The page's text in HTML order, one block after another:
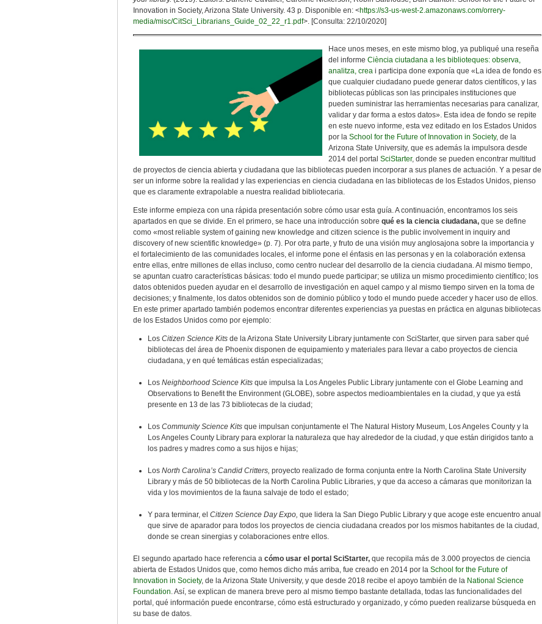
Innovation in Society, Arizona State University. 43 p. Disponible en: <https://s3-us-west-2.amazonaws.com/orrery-
media/misc/CitSci_Librarians_Guide_02_22_r1.pdf>. [Consulta: 22/10/2020]
Hace unos meses, en este mismo blog, ya publiqué una reseña
del informe Ciència ciutadana a les biblioteques: observa,
analitza, crea i participa done exponía que «La idea de fondo es
que cualquier ciudadano puede generar datos científicos, y las
bibliotecas públicas son las principales instituciones que
pueden suministrar las herramientas necesarias para canalizar,
validar y dar forma a estos datos». Esta idea de fondo se repite
en este nuevo informe, esta vez editado en los Estados Unidos
por la School for the Future of Innovation in Society, de la
Arizona State University, que es además la impulsora desde
2014 del portal SciStarter, donde se pueden encontrar multitud
de proyectos de ciencia abierta y ciudadana que las bibliotecas pueden incorporar a sus planes de actuación. Y a pesar de
ser un informe sobre la realidad y las experiencias en ciencia ciudadana en las bibliotecas de los Estados Unidos, pienso
que es claramente extrapolable a nuestra realidad bibliotecaria.
Este informe empieza con una rápida presentación sobre cómo usar esta guía. A continuación, encontramos los seis
apartados en que se divide. En el primero, se hace una introducción sobre qué es la ciencia ciudadana, que se define
como «most reliable system of gaining new knowledge and citizen science is the public involvement in inquiry and
discovery of new scientific knowledge» (p. 7). Por otra parte, y fruto de una visión muy anglosajona sobre la importancia y
el fortalecimiento de las comunidades locales, el informe pone el énfasis en las personas y en la colaboración extensa
entre ellas, entre millones de ellas incluso, como centro nuclear del desarrollo de la ciencia ciudadana. Al mismo tiempo,
se apuntan cuatro características básicas: todo el mundo puede participar; se utiliza un mismo procedimiento científico; los
datos obtenidos pueden ayudar en el desarrollo de investigación en aquel campo y al mismo tiempo sirven en la toma de
decisiones; y finalmente, los datos obtenidos son de dominio público y todo el mundo puede acceder y hacer uso de ellos.
En este primer apartado también podemos encontrar diferentes experiencias ya puestas en práctica en algunas bibliotecas
de los Estados Unidos como por ejemplo:
Los Citizen Science Kits de la Arizona State University Library juntamente con SciStarter, que sirven para saber qué
bibliotecas del área de Phoenix disponen de equipamiento y materiales para llevar a cabo proyectos de ciencia
ciudadana, y en qué temáticas están especializadas;
Los Neighborhood Science Kits que impulsa la Los Angeles Public Library juntamente con el Globe Learning and
Observations to Benefit the Environment (GLOBE), sobre aspectos medioambientales en la ciudad, y que ya está
presente en 13 de las 73 bibliotecas de la ciudad;
Los Community Science Kits que impulsan conjuntamente el The Natural History Museum, Los Angeles County y la
Los Angeles County Library para explorar la naturaleza que hay alrededor de la ciudad, y que están dirigidos tanto a
los padres y madres como a sus hijos e hijas;
Los North Carolina’s Candid Critters, proyecto realizado de forma conjunta entre la North Carolina State University
Library y más de 50 bibliotecas de la North Carolina Public Libraries, y que da acceso a cámaras que monitorizan la
vida y los movimientos de la fauna salvaje de todo el estado;
Y para terminar, el Citizen Science Day Expo, que lidera la San Diego Public Library y que acoge este encuentro anual
que sirve de aparador para todos los proyectos de ciencia ciudadana creados por los mismos habitantes de la ciudad,
donde se crean sinergias y colaboraciones entre ellos.
El segundo apartado hace referencia a cómo usar el portal SciStarter, que recopila más de 3.000 proyectos de ciencia
abierta de Estados Unidos que, como hemos dicho más arriba, fue creado en 2014 por la School for the Future of
Innovation in Society, de la Arizona State University, y que desde 2018 recibe el apoyo también de la National Science
Foundation. Así, se explican de manera breve pero al mismo tiempo bastante detallada, todas las funcionalidades del
portal, qué información puede encontrarse, cómo está estructurado y organizado, y cómo pueden realizarse búsqueda en
su base de datos.